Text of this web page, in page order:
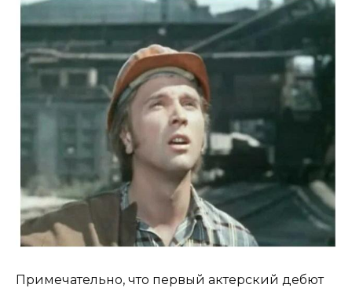
Примечательно, что первый актерский дебют